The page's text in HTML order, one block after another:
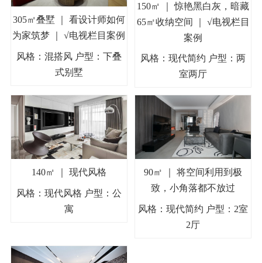
305㎡叠墅 ｜ 看设计师如何
为家筑梦 ｜ √电视栏目案例
风格：混搭风 户型：下叠
式别墅
150㎡ ｜ 惊艳黑白灰，暗藏
65㎡收纳空间 ｜ √电视栏目
案例
风格：现代简约 户型：两
室两厅
140㎡ ｜ 现代风格
风格：现代风格 户型：公
寓
90㎡ ｜ 将空间利用到极
致，小角落都不放过
风格：现代简约 户型：2室
2厅